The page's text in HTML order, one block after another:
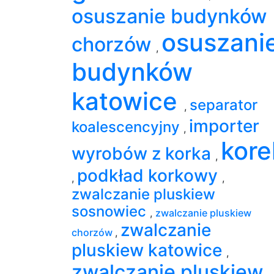
osuszanie budynków
chorzów ,
budynków
katowice
, separator
koalescencyjny , importer
wyrobów z korka ,
, podkład korkowy ,
zwalczanie pluskiew
sosnowiec , zwalczanie pluskiew
chorzów , zwalczanie
pluskiew katowice ,